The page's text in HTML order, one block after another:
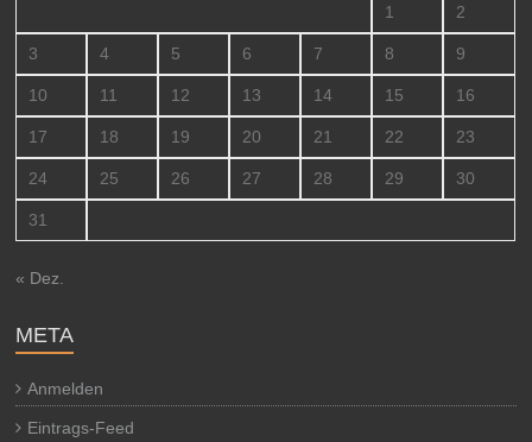
1 2
3 4 5 6 7 8 9
10 11 12 13 14 15 16
17 18 19 20 21 22 23
24 25 26 27 28 29 30
31
« Dez.
META
Anmelden
Eintrags-Feed